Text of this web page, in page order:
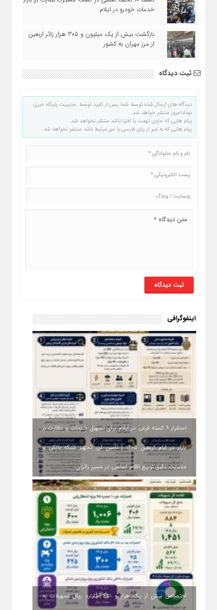
خدمات خودرو در ایلام
بازگشت بیش از یک میلیون و ۳۰۵ هزار زائر اربعین
از مرز مهران به کشور
ثبت دیدگاه
دیدگاه های ارسال شده توسط شما، پس از تایید توسط مدیریت پایگاه خبری
نودادامروز منتشر خواهد شد.
پیام هایی که حاوی تهمت یا افترا باشد منتشر نخواهد شد.
پیام هایی که به غیر از زبان فارسی یا غیر مرتبط باشد منتشر نخواهد شد.
اینفوگرافی
استقرار ۹ کمیته فرعی در ایلام برای تسهیل خدمات و نظارت بر
بازار در ایام اربعین ۱۴۰۵ | تأمین ارز، تجهیز شبکه بانکی و
مدیریت دقیق توزیع اقلام اساسی در مسیر زائران
اختصاص بیش از یک هزار و ۴۵۱ میلیارد ریال تسهیلات به